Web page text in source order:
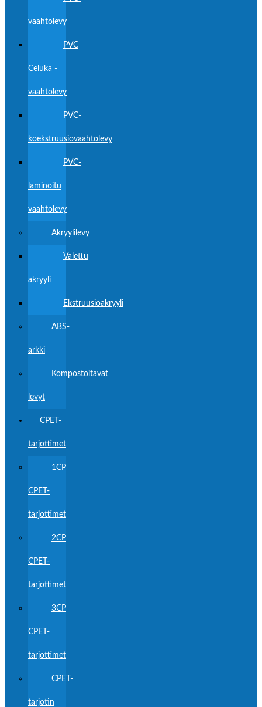
vaahtolevy
PVC
Celuka -
vaahtolevy
PVC-
koekstruusiovaahtolevy
PVC-
laminoitu
vaahtolevy
Akryylilevy
Valettu
akryyli
Ekstruusioakryyli
ABS-
arkki
Kompostoitavat
levyt
CPET-
tarjottimet
1CP
CPET-
tarjottimet
2CP
CPET-
tarjottimet
3CP
CPET-
tarjottimet
CPET-
tarjotin